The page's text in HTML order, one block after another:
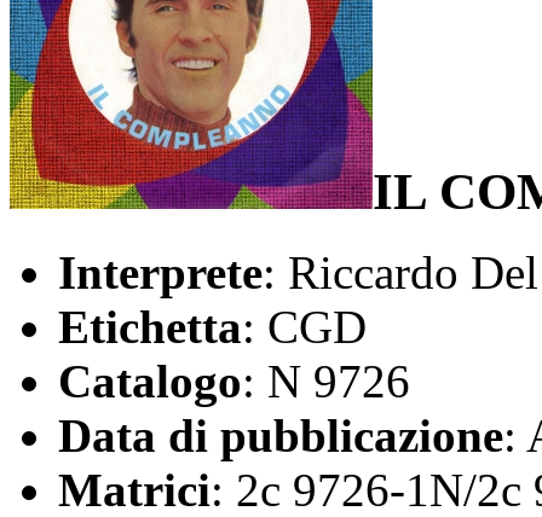
IL
Interprete: Riccardo
Etichetta: CGD
Catalogo: N 9726
Data di pubblicazione:
Matrici: 2c 9726-1N/2c